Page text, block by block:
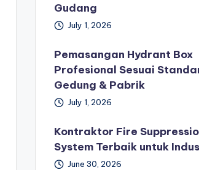
Gudang
July 1, 2026
Pemasangan Hydrant Box
Profesional Sesuai
Gedung & Pabrik
July 1, 2026
Kontraktor Fire
System Terbaik untuk
June 30, 2026